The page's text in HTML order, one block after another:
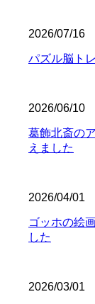
2026/07/16
パズル脳ト
2026/06/10
葛飾北斎の
えました
2026/04/01
ゴッホの絵
した
2026/03/01